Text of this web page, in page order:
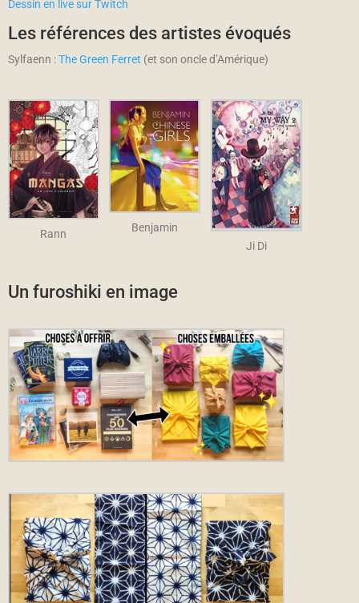
Dessin en live sur Twitch
Les références des artistes évoqués
Sylfaenn :The Green Ferret (et son oncle d’Amérique)
Rann
Benjamin
Ji Di
Un furoshiki en image